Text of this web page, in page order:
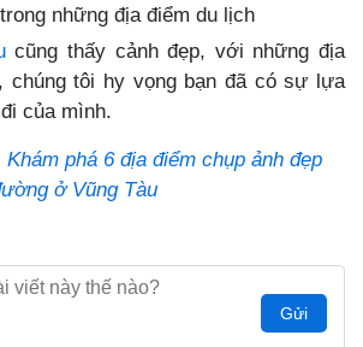
những địa điểm du lịch
cũng thấy cảnh đẹp, với những địa
chúng tôi hy vọng bạn đã có sự lựa
của mình.
Khám phá 6 địa điểm chụp ảnh đẹp
ở Vũng Tàu
Gửi